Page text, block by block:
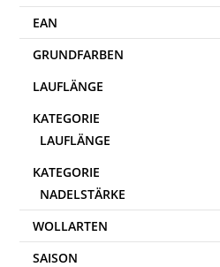
EAN
WOLLARTEN
SAISON